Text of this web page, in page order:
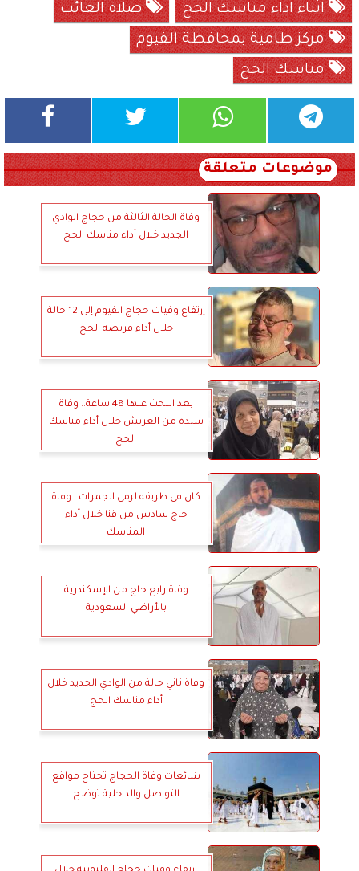
اثناء اداء مناسك الحج
صلاة الغائب
مركز طامية بمحافظة الفيوم
مناسك الحج
موضوعات متعلقة
وفاة الحالة الثالثة من حجاج الوادي
الجديد خلال أداء مناسك الحج
إرتفاع وفيات حجاج الفيوم إلى 12 حالة
خلال أداء فريضة الحج
بعد البحث عنها 48 ساعة.. وفاة
سيدة من العريش خلال أداء مناسك
الحج
كان في طريقه لرمي الجمرات.. وفاة
حاج سادس من قنا خلال أداء
المناسك
وفاة رابع حاج من الإسكندرية
بالأراضي السعودية
وفاة ثاني حالة من الوادي الجديد خلال
أداء مناسك الحج
شائعات وفاة الحجاج تجتاح مواقع
التواصل والداخلية توضح